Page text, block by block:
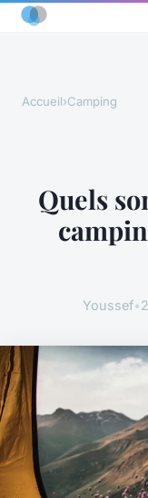
Accueil›Camping
Quels
Youssef•